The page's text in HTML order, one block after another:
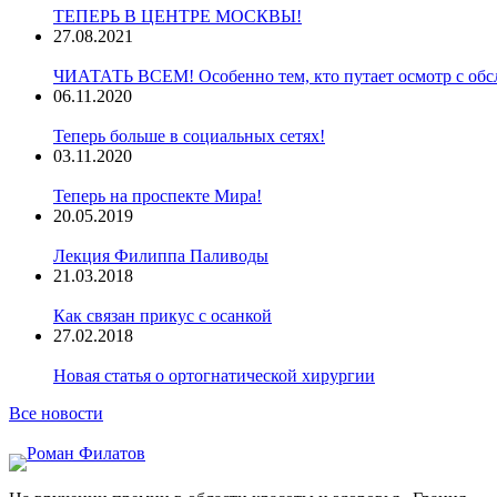
ТЕПЕРЬ В ЦЕНТРЕ МОСКВЫ!
27.08.2021
ЧИАТАТЬ ВСЕМ! Особенно тем, кто путает осмотр с
06.11.2020
Теперь больше в социальных сетях!
03.11.2020
Теперь на проспекте Мира!
20.05.2019
Лекция Филиппа Паливоды
21.03.2018
Как связан прикус с осанкой
27.02.2018
Новая статья о ортогнатической хирургии
Все новости